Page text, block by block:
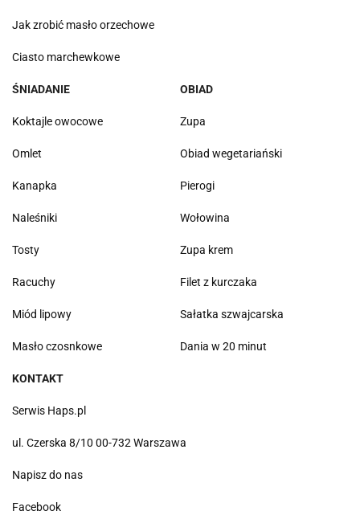
Jak zrobić masło orzechowe
Ciasto marchewkowe
ŚNIADANIE
Koktajle owocowe
Omlet
Kanapka
Naleśniki
Tosty
Racuchy
Miód lipowy
Masło czosnkowe
OBIAD
Zupa
Obiad wegetariański
Pierogi
Wołowina
Zupa krem
Filet z kurczaka
Sałatka szwajcarska
Dania w 20 minut
KONTAKT
Serwis Haps.pl
ul. Czerska 8/10 00-732 Warszawa
Napisz do nas
Facebook